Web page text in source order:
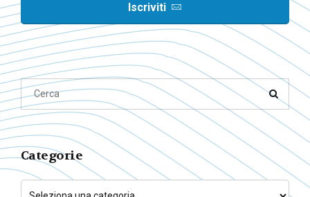
Iscriviti
Categorie